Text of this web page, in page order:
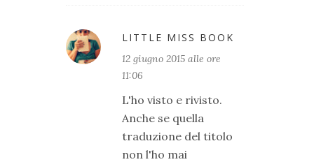
LITTLE MISS BOOK
12 giugno 2015 alle ore
11:06
L'ho visto e rivisto.
Anche se quella
traduzione del titolo
non l'ho mai